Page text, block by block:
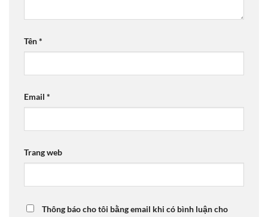
Tên*
Email *
Trang web
Thông báo cho tôi bằng email khi có bình luận cho